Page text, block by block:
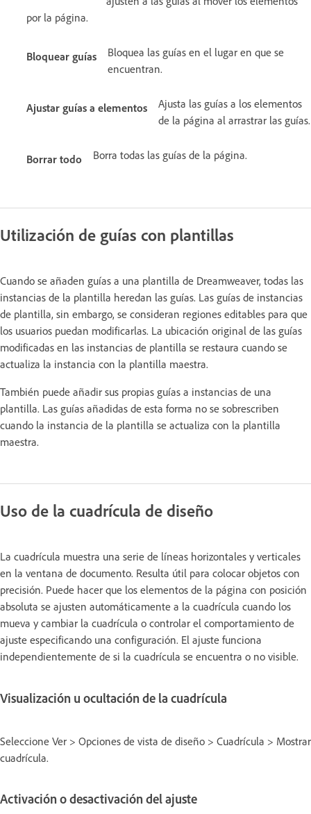
por la página.
Bloquear guías
Bloquea las guías en el lugar en que se
encuentran.
Ajustar guías a elementos
Ajusta las guías a los elementos
de la página al arrastrar las guías.
Borrar todo Borra todas las guías de la página.
Utilización de guías con plantillas
Cuando se añaden guías a una plantilla de Dreamweaver, todas las
instancias de la plantilla heredan las guías. Las guías de instancias
de plantilla, sin embargo, se consideran regiones editables para que
los usuarios puedan modificarlas. La ubicación original de las guías
modificadas en las instancias de plantilla se restaura cuando se
actualiza la instancia con la plantilla maestra.
También puede añadir sus propias guías a instancias de una
plantilla. Las guías añadidas de esta forma no se sobrescriben
cuando la instancia de la plantilla se actualiza con la plantilla
maestra.
Uso de la cuadrícula de diseño
La cuadrícula muestra una serie de líneas horizontales y verticales
en la ventana de documento. Resulta útil para colocar objetos con
precisión. Puede hacer que los elementos de la página con posición
absoluta se ajusten automáticamente a la cuadrícula cuando los
mueva y cambiar la cuadrícula o controlar el comportamiento de
ajuste especificando una configuración. El ajuste funciona
independientemente de si la cuadrícula se encuentra o no visible.
Visualización u ocultación de la cuadrícula
Seleccione Ver > Opciones de vista de diseño > Cuadrícula > Mostrar
cuadrícula.
Activación o desactivación del ajuste